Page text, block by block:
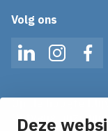
Deze
Volg ons
LinkedInInstagram
Ontvang onze